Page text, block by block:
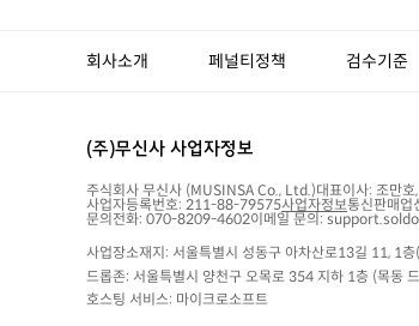
회사소개 페널티정책 검수기준
(주)무신사 사업자정보
주식회사 무신사 (MUSINSA Co., Ltd.)대표이사: 조만호
사업자등록번호: 211-88-79575사업자정보통신판매업
문의전화: 070-8209-4602이메일 문의:
사업장소재지: 서울특별시 성동구 아차산로13길 11, 1
드롭존: 서울특별시 양천구 오목로 354 지하 1층 (목동
호스팅 서비스: 마이크로소프트